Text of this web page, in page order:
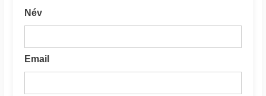
Név
Email